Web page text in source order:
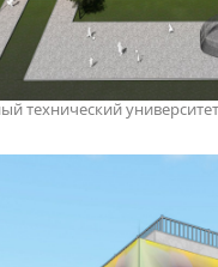
технический университет